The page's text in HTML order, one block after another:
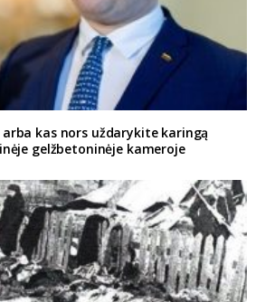
kas nors uždarykite karingą
gelžbetoninėje kameroje